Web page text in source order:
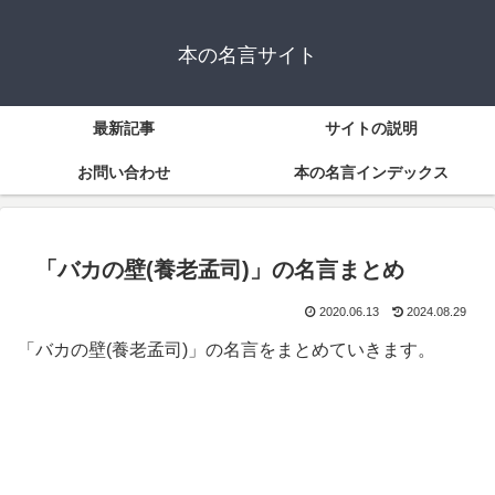
本の名言サイト
最新記事 サイトの説明
お問い合わせ 本の名言インデックス
「バカの壁(養老孟司)」の名言まとめ
2020.06.13 2024.08.29
「バカの壁(養老孟司)」の名言をまとめていきます。